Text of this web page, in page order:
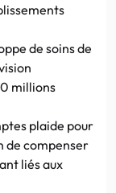
de soins de
millions
plaide pour
de compenser
liés aux